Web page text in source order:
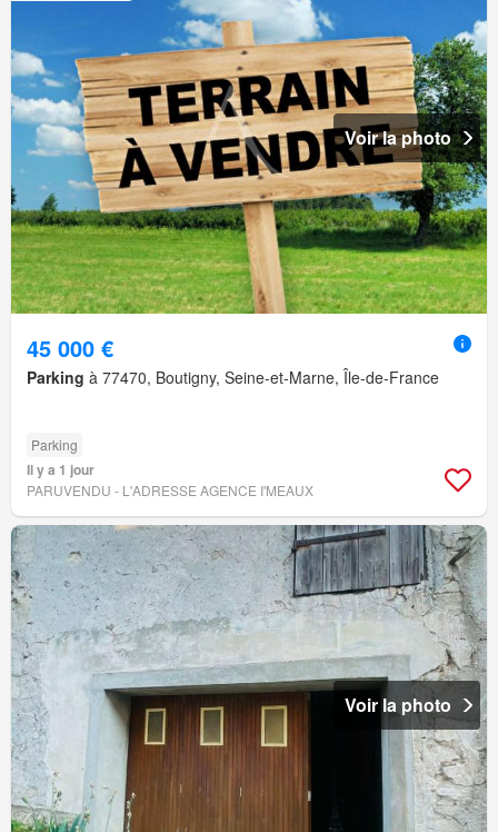
Voir la photo
45 000 €
Parking à 77470, Boutigny, Seine-et-Marne, Île-de-France
Parking
Il y a 1 jour
PARUVENDU - L'ADRESSE AGENCE I'MEAUX
Voir la photo